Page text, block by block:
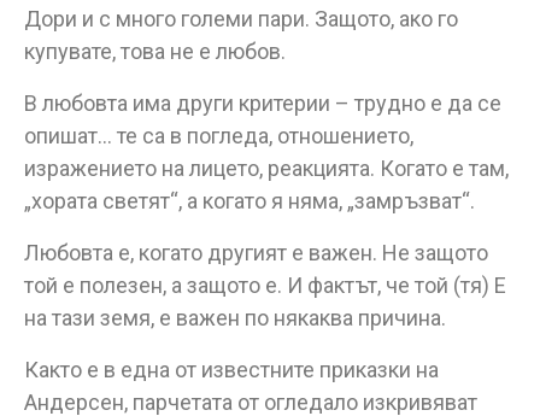
Дори и с много големи пари. Защото, ако го
купувате, това не е любов.
В любовта има други критерии – трудно е да се
опишат… те са в погледа, отношението,
изражението на лицето, реакцията. Когато е там,
„хората светят“, а когато я няма, „замръзват“.
Любовта е, когато другият е важен. Не защото
той е полезен, а защото е. И фактът, че той (тя) Е
на тази земя, е важен по някаква причина.
Както е в една от известните приказки на
Андерсен, парчетата от огледало изкривяват